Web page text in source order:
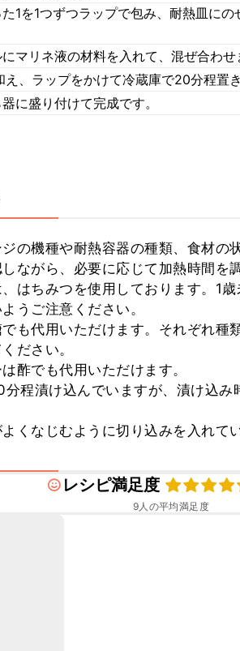
1を1つずつラップで包み、耐熱皿に
マリネ液の材料を入れて、混ぜ合わせ
、ラップをかけて冷蔵庫で20分程置き
に盛り付けて完成です。
の機種や耐熱容器の種類、食材の
ながら、必要に応じて加熱時間を
はちみつを使用しております。1
うご注意ください。
も代用いただけます。それぞれ種
ださい。
酢でも代用いただけます。
程漬け込んでいますが、漬け込み
くなじむように切り込みを入れてい
レシピ満足度
9人の平均満足度